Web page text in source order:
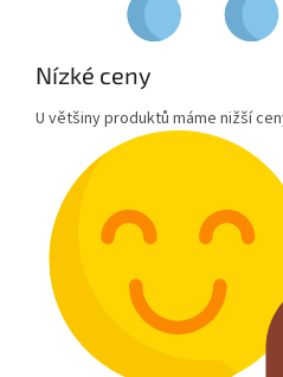
Nízké ceny
U většiny produktů máme nižší